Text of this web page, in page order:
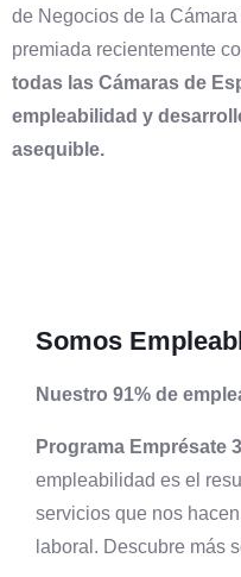
de Negocios de la
premiada recientemente
todas las Cámaras de
empleabilidad y
asequible.
Somos
Nuestro 91% de
Programa Emprésate
empleabilidad es el
servicios que nos
laboral. Descubre más